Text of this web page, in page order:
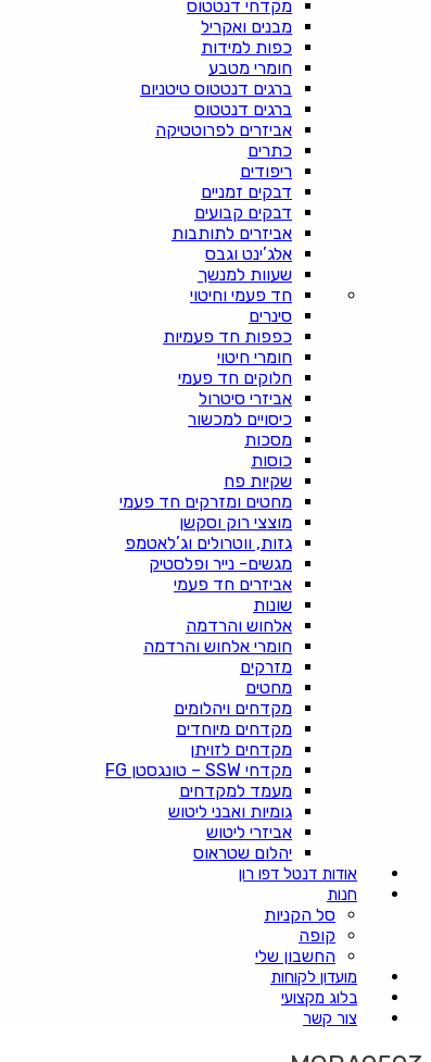
מקדחי דנטטוס
מבנים ואקריל
כפות למידות
חומרי מטבע
ברגים דנטטוס טיטניום
ברגים דנטטוס
אביזרים לפרוטטיקה
כתרים
ריפודים
דבקים זמניים
דבקים קבועים
אביזרים לתותבות
אלג’ינט וגבס
שעוות למנשך
חד פעמי וחיטוי
סינרים
כפפות חד פעמיות
חומרי חיטוי
חלוקים חד פעמי
אביזרי סיטרול
כיסויים למכשור
מסכות
כוסות
שקיות פח
מחטים ומזרקים חד פעמי
מוצצי רוק וסקשן
גזות, ווטרולים וג’לאטמפ
מגשים- נייר ופלסטיק
אביזרים חד פעמי
שונות
אלחוש והרדמה
חומרי אלחוש והרדמה
מזרקים
מחטים
מקדחים ויהלומים
מקדחים מיוחדים
מקדחים לזויתן
מקדחי SSW – טונגסטן FG
מעמד למקדחים
גומיות ואבני ליטוש
אביזרי ליטוש
יהלום שטראוס
אודות דנטל דפו רון
חנות
סל הקניות
קופה
החשבון שלי
מועדון לקוחות
בלוג מקצועי
צור קשר